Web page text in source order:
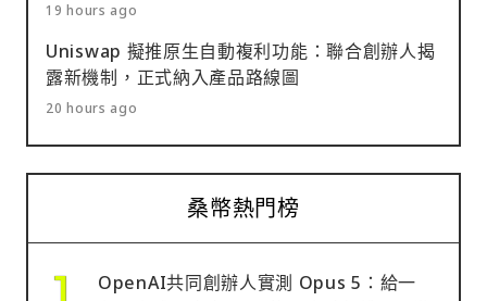
19 hours ago
Uniswap 擬推原生自動複利功能：聯合創辦人揭
露新機制，正式納入產品路線圖
20 hours ago
桑幣熱門榜
OpenAI共同創辦人實測 Opus 5：給一